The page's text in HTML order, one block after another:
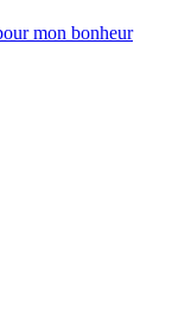
mon bonheur